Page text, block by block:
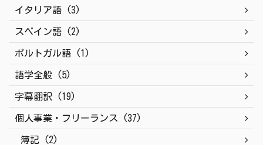
イタリア語 (3)
スペイン語 (2)
ポルトガル語 (1)
語学全般 (5)
字幕翻訳 (19)
個人事業・フリーランス (37)
簿記 (2)